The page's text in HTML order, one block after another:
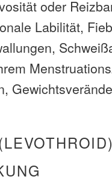
oder
Labilität,